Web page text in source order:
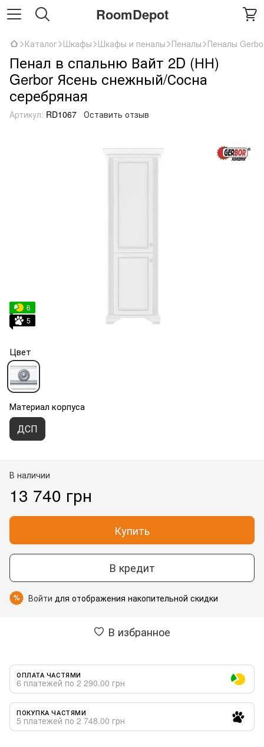
RoomDepot
Каталог Шкафы Шкафы и пеналы Пеналы Пеналы
Пенал в спальню Вайт 2D (НН)
Gerbor Ясень снежный/Сосна
серебряная
Артикул: RD1067 Оставить отзыв
6
5
Цвет
Материал корпуса
ДСП
В наличии
13 740 грн
Купить
В кредит
% Войти для отображения накопительной скидки
В избранное
ОПЛАТА ЧАСТЯМИ
6 платежей по 2 290.00 грн
ПОКУПКА ЧАСТЯМИ
5 платежей по 2 748.00 грн